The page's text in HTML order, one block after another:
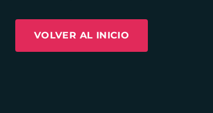
VOLVER AL INICIO